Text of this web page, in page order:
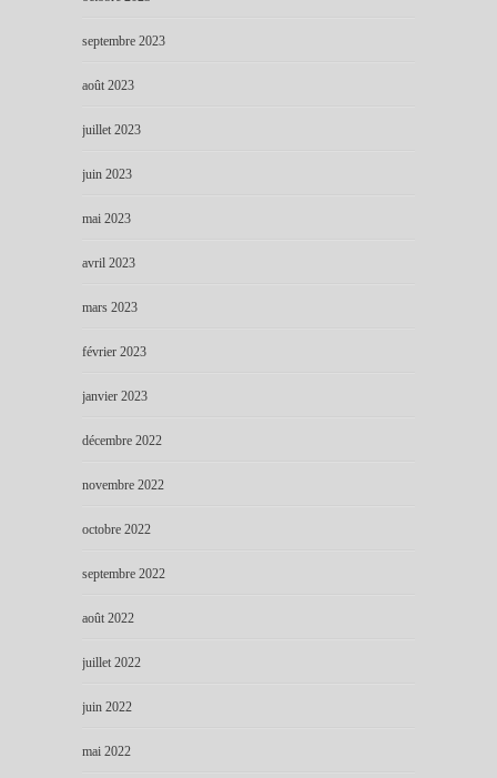
septembre 2023
août 2023
juillet 2023
juin 2023
mai 2023
avril 2023
mars 2023
février 2023
janvier 2023
décembre 2022
novembre 2022
octobre 2022
septembre 2022
août 2022
juillet 2022
juin 2022
mai 2022